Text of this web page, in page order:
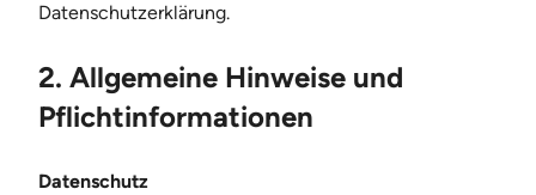
Datenschutzerklärung.
2. Allgemeine Hinweise und
Pflichtinformationen
Datenschutz